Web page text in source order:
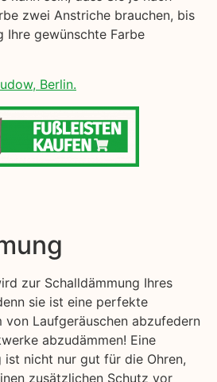
zwei Anstriche brauchen, bis
Ihre gewünschte Farbe
Berlin.
zur Schalldämmung Ihres
sie ist eine perfekte
von Laufgeräuschen abzufedern
abzudämmen! Eine
ist nicht nur gut für die Ohren,
zusätzlichen Schutz vor